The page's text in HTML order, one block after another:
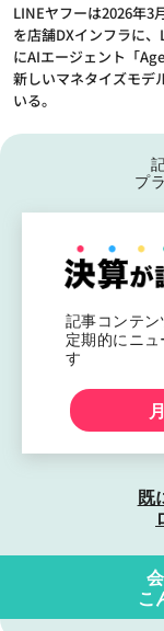
LINEヤフーは2026年3
を店舗DXインフラに
にAIエージェント「
新しいマネタイズモデ
いる。
プ
記事コンテ
定期的にニ
す
既
こ